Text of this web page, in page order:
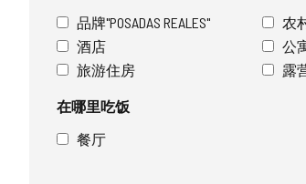
品牌"POSADAS REALES"
农
酒店
公
旅游住房
露
在哪里吃饭
餐厅